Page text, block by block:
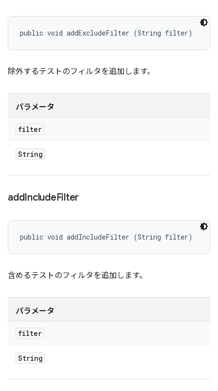
public void addExcludeFilter (String filter)
除外するテストのフィルタを追加します。
パラメータ
filter
String
addIncludeFilter
public void addIncludeFilter (String filter)
含めるテストのフィルタを追加します。
パラメータ
filter
String